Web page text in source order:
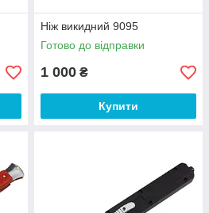
Ніж викидний 9095
Готово до відправки
1 000 ₴
Купити